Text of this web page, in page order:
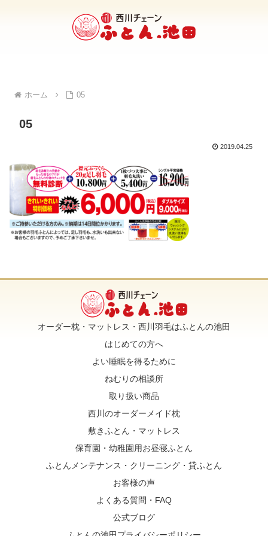
ホーム 05
05
2019.04.25
オーダー枕・マットレス・西川羽毛はふとんの池田
はじめての方へ
よい睡眠を得るために
ねむりの相談所
取り扱い商品
西川のオーダーメイド枕
敷きふとん・マットレス
保育園・幼稚園用お昼寝ふとん
ふとんメンテナンス・クリーニング・貸ふとん
お客様の声
よくある質問・FAQ
公式ブログ